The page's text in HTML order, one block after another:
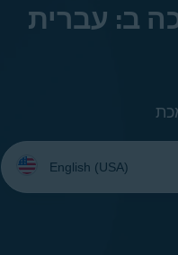
ב: עברית
Select
your
language: